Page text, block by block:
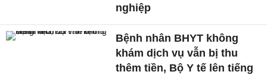
nghiệp
Bệnh nhân BHYT không
khám dịch vụ vẫn bị thu
thêm tiền, Bộ Y tế lên tiếng